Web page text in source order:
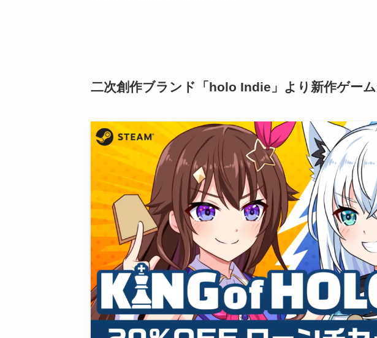
二次創作ブランド「holo Indie」より新作ゲー